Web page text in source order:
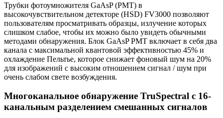
Трубки фотоумножителя GaAsP (PMT) в
высокочувствительном детекторе (HSD) FV3000 позволяют
пользователям просматривать образцы, излучение которых
слишком слабое, чтобы их можно было увидеть обычными
методами обнаружения. Блок GaAsP PMT включает в себя два
канала с максимальной квантовой эффективностью 45% и
охлаждение Пельтье, которое снижает фоновый шум на 20%
для изображений с высоким отношением сигнал / шум при
очень слабом свете возбуждения.
Многоканальное обнаружение TruSpectral с 16-
канальным разделением смешанных сигналов